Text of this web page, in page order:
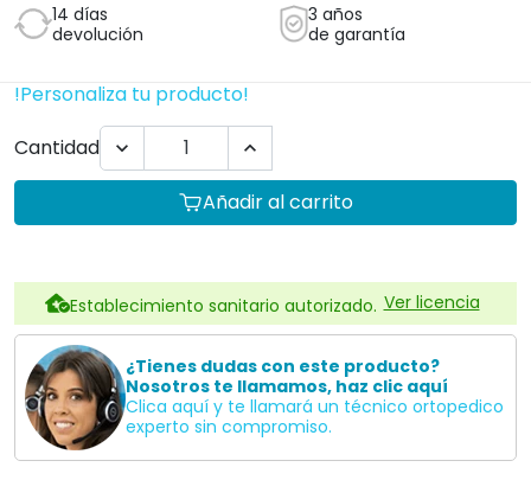
14 días
devolución
3 años
de garantía
!Personaliza tu producto!
Cantidad
 
Añadir al carrito
Establecimiento sanitario autorizado. Ver licencia
¿Tienes dudas con este producto?
Nosotros te llamamos, haz clic aquí
Clica aquí y te llamará un técnico ortopedico
experto sin compromiso.